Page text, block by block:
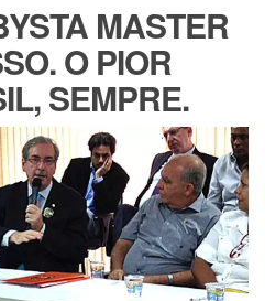
MASTER
O PIOR
SEMPRE.